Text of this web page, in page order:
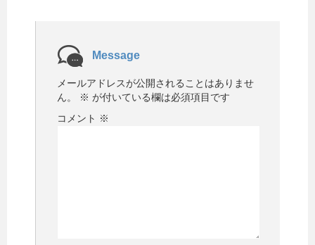
Message
メールアドレスが公開されることはありませ
ん。
※ が付いている欄は必須項目です
コメント ※